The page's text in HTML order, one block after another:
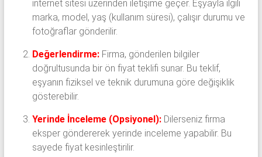
internet sitesi üzerinden iletişime geçer. Eşyayla ilgili
marka, model, yaş (kullanım süresi), çalışır durumu ve
fotoğraflar gönderilir.
Değerlendirme:Firma, gönderilen bilgiler
doğrultusunda bir ön fiyat teklifi sunar. Bu teklif,
eşyanın fiziksel ve teknik durumuna göre değişiklik
gösterebilir.
Yerinde İnceleme (Opsiyonel):Dilerseniz firma
eksper göndererek yerinde inceleme yapabilir. Bu
sayede fiyat kesinleştirilir.